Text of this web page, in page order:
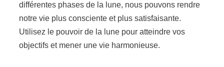
différentes phases de la lune, nous pouvons rendre
notre vie plus consciente et plus satisfaisante.
Utilisez le pouvoir de la lune pour atteindre vos
objectifs et mener une vie harmonieuse.